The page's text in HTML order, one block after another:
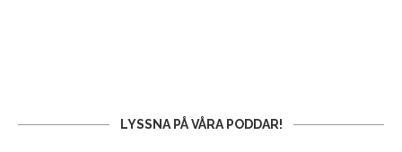
LYSSNA PÅ VÅRA PODDAR!